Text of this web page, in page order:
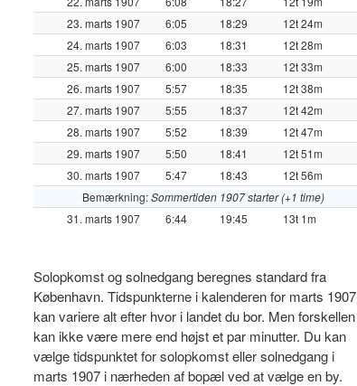
23. marts 1907
6:05 18:29
12t 24m
24. marts 1907
6:03 18:31
12t 28m
25. marts 1907
6:00 18:33
12t 33m
26. marts 1907
5:57 18:35
12t 38m
27. marts 1907
5:55 18:37
12t 42m
28. marts 1907
5:52 18:39
12t 47m
29. marts 1907
5:50 18:41
12t 51m
30. marts 1907
5:47 18:43
12t 56m
Bemærkning:Sommertiden 1907 starter (+1 time)
31. marts 1907
6:44 19:45 13t 1m
Solopkomst og solnedgang beregnes standard fra
København. Tidspunkterne i kalenderen for marts 1907
kan variere alt efter hvor i landet du bor. Men forskellen
kan ikke være mere end højst et par minutter. Du kan
vælge tidspunktet for solopkomst eller solnedgang i
marts 1907 i nærheden af bopæl ved at vælge en by.